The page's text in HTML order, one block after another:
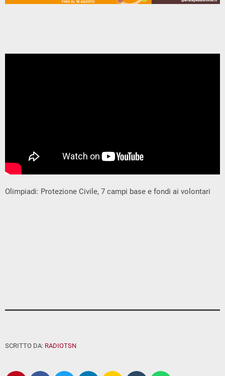
Olimpiadi: Protezione Civile, 7 campi base e fondi ai volontari
SCRITTO DA: RADIOTSN